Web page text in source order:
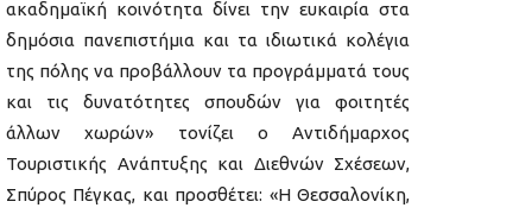
ακαδημαϊκή κοινότητα δίνει την ευκαιρία στα
δημόσια πανεπιστήμια και τα ιδιωτικά κολέγια
της πόλης να προβάλλουν τα προγράμματά τους
και τις δυνατότητες σπουδών για φοιτητές
άλλων χωρών» τονίζει ο Αντιδήμαρχος
Τουριστικής Ανάπτυξης και Διεθνών Σχέσεων,
Σπύρος Πέγκας, και προσθέτει: «Η Θεσσαλονίκη,